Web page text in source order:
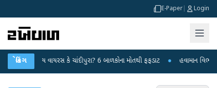
E-Paper Login
બ્રેકિંગવાયરસ કે ચાંદીપુરા? 6 બાળકોના મોતથી ફફડાટ ● હવામાન વિભાગે 18